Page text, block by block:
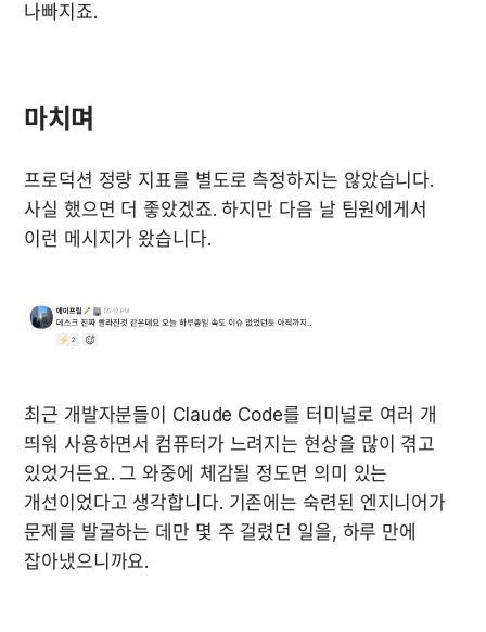
나빠지죠.
마치며
프로덕션 정량 지표를 별도로 측정하지는 않았습니다.
사실 했으면 더 좋았겠죠. 하지만 다음 날 팀원에게서
이런 메시지가 왔습니다.
최근 개발자분들이 Claude Code를 터미널로 여러 개
띄워 사용하면서 컴퓨터가 느려지는 현상을 많이 겪고
있었거든요. 그 와중에 체감될 정도면 의미 있는
개선이었다고 생각합니다. 기존에는 숙련된 엔지니어가
문제를 발굴하는 데만 몇 주 걸렸던 일을, 하루 만에
잡아냈으니까요.